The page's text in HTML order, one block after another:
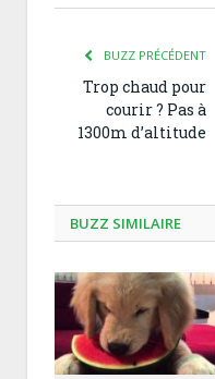
BUZZ PRÉCÉDENT
Trop chaud pour
courir ? Pas à
1300m d’altitude
BUZZ SIMILAIRE